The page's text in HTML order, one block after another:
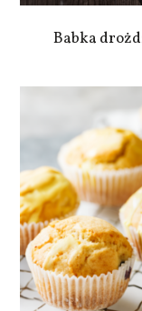
Babka